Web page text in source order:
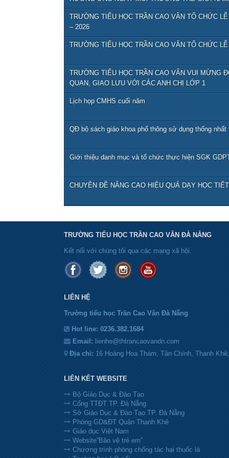
TRƯỜNG TIỂU HỌC TRẦN CAO VÂN TỔ CHỨC
– 2026
TRƯỜNG TIỂU HỌC TRẦN CAO VÂN TỔ CHỨC
TRƯỜNG TIỂU HỌC TRẦN CAO VÂN VUI MỪNG
QUAN, GIAO LƯU VỚI CÁC ANH CHỊ LỚP 1
Lịch họp CMHS cuối năm
QĐ bộ sách giáo khoa phổ thông sử dụng thống nhất
Giới thiệu danh mục và tổ chức thực hiện SGK
CHUYÊN ĐỀ NÂNG CAO HIỆU QUẢ DẠY HỌC
TRƯỜNG TIỂU HỌC TRẦN CAO VÂN ĐÀ NẴNG
Kết nối với chúng tôi qua các mạng xã hội.
LIÊN HỆ
Trường tiểu học Trần Cao Vân Đà Nẵng
Hot line: 0236.382.1684
Email: lienhe@thtrancaovandn.com
Địa chỉ: 16 Hoàng Hoa Thám, Tân Chính, Thanh
LIÊN KẾT WEBSITE
Bộ Giáo Dục & Đào Tạo
Cổng TTĐT TP. Đà Nẵng
Sở Giáo Dục & Đào Tạo TP. Đà Nẵng
Phòng GD&ĐT Quận Thanh Khê
Giáo dục Việt Nam
Website”Bảo vệ trẻ em”
Chương trình phòng chống tác hại thuốc lá